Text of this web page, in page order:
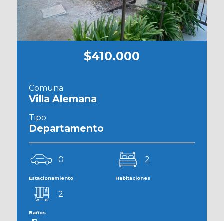
$410.000
Comuna
Villa Alemana
Tipo
Departamento
0
Estacionamiento
2
Habitaciones
2
Baños